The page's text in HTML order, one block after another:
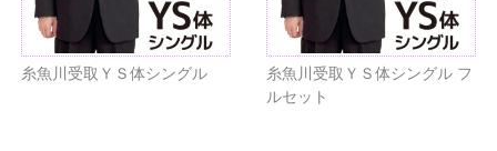
糸魚川受取ＹＳ体シングル
糸魚川受取ＹＳ体シングル フ
ルセット